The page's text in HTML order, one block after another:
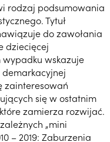
rodzaj podsumowania
Tytuł
do zawołania
dziecięcej
wskazuje
zainteresowań
się w ostatnim
zamierza rozwijać.
„mini
– 2019: Zaburzenia